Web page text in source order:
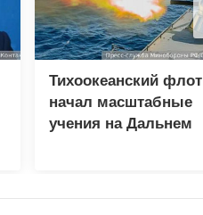
Тихоокеанский флот
начал масштабные
учения на Дальнем